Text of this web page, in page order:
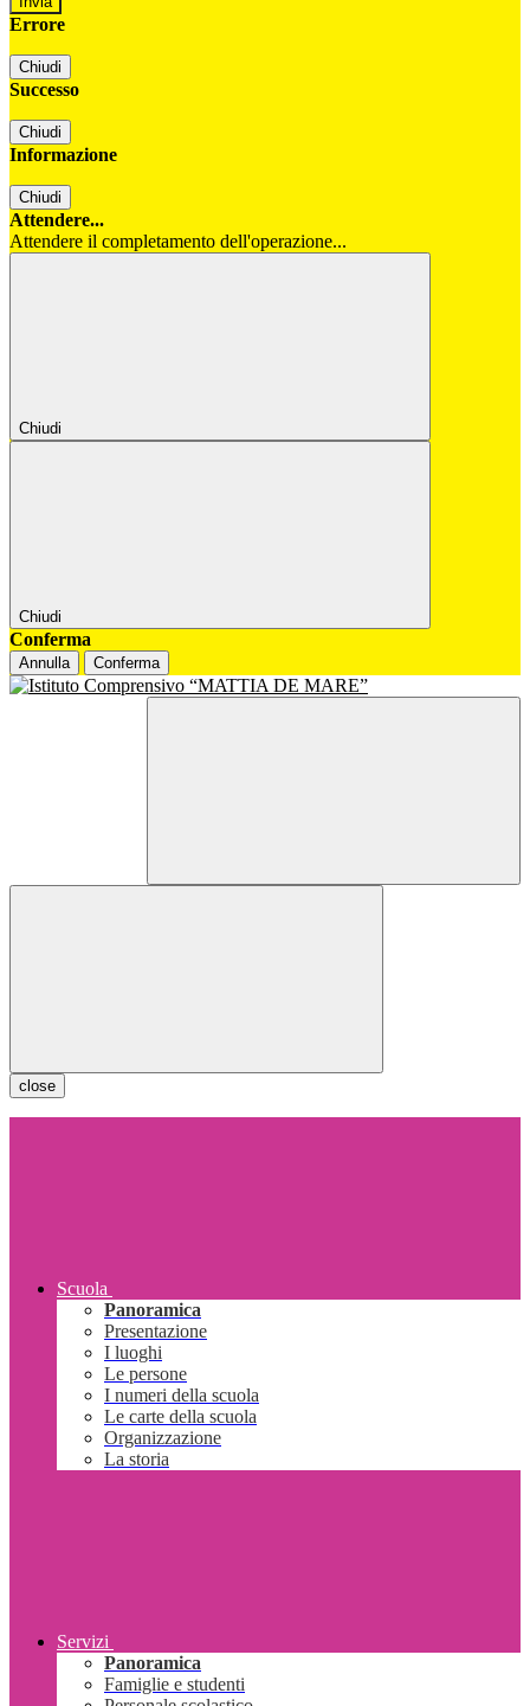
Errore
Chiudi
Successo
Chiudi
Informazione
Chiudi
Attendere...
Attendere il completamento dell'operazione...
Chiudi
Chiudi
Conferma
Annulla Conferma
close
Scuola
Panoramica
Presentazione
I luoghi
Le persone
I numeri della scuola
Le carte della scuola
Organizzazione
La storia
Servizi
Panoramica
Famiglie e studenti